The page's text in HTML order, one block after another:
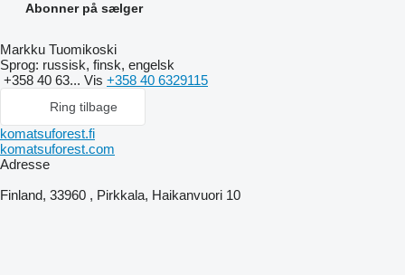
Abonner på sælger
Markku Tuomikoski
Sprog: russisk, finsk, engelsk
+358 40 63... Vis +358 40 6329115
Ring tilbage
komatsuforest.fi
komatsuforest.com
Adresse
Finland, 33960 , Pirkkala, Haikanvuori 10